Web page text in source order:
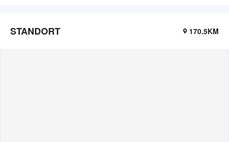
STANDORT 170.5KM